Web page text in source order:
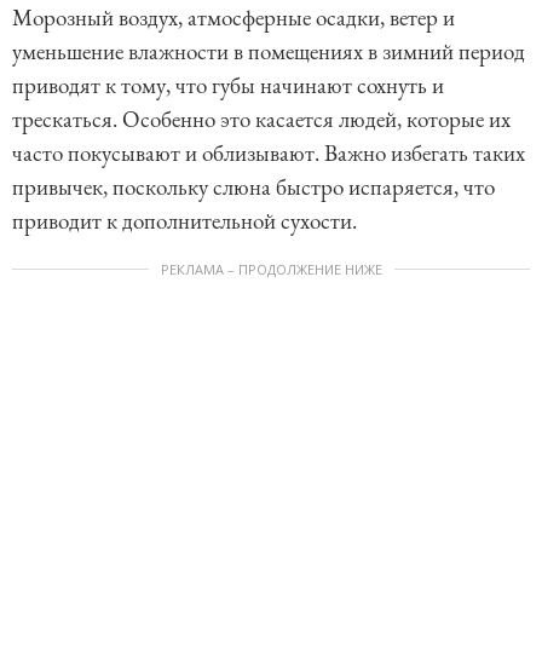
Морозный воздух, атмосферные осадки, ветер и
уменьшение влажности в помещениях в зимний период
приводят к тому, что губы начинают сохнуть и
трескаться. Особенно это касается людей, которые их
часто покусывают и облизывают. Важно избегать таких
привычек, поскольку слюна быстро испаряется, что
приводит к дополнительной сухости.
РЕКЛАМА – ПРОДОЛЖЕНИЕ НИЖЕ